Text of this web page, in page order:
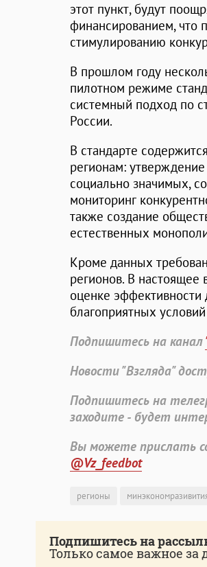
этот пункт, будут
финансированием, что
стимулированию
В прошлом году
пилотном режиме
системный подход по
России.
В стандарте
регионам:
социально значимых,
мониторинг
также создание
естественных
Кроме данных
регионов. В настоящее
оценке эффективности
благоприятных
Подпишитесь на канал
Новости "Взгляда"
Подпишитесь на
заходите - будет
Вы можете прислать
@Vz_feedbot
регионы
Подпишитесь на
Только самое важное за